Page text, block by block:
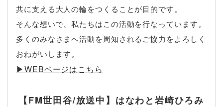
共に支える大人の輪をつくることが目的です。
そんな想いで、私たちはこの活動を行なっています。
多くのみなさまへ活動を周知されるご協力をよろしく
おねがいします。
▶︎WEBページはこちら
【FM世田谷/放送中】はなわと岩崎ひろみ